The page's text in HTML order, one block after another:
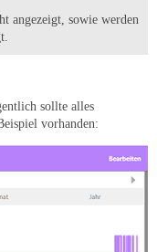
angezeigt, sowie werden
sollte alles
vorhanden: